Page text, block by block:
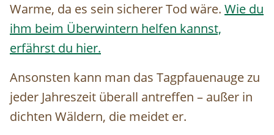
Warme, da es sein sicherer Tod wäre. Wie du
ihm beim Überwintern helfen kannst,
erfährst du hier.
Ansonsten kann man das Tagpfauenauge zu
jeder Jahreszeit überall antreffen – außer in
dichten Wäldern, die meidet er.